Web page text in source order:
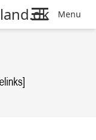
Menu